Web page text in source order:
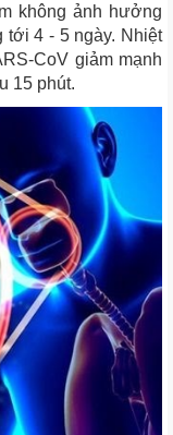
không ảnh hưởng
tới 4 - 5 ngày. Nhiệt
CoV giảm mạnh
15 phút.